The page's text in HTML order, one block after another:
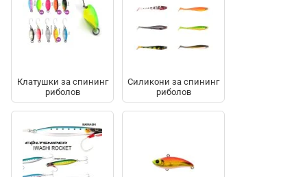
Клатушки за спининг
риболов
Силикони за спининг
риболов